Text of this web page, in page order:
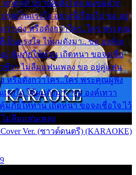
ทุกทุกที่ ปราณีหลั่งไหล ผมขอฝาก
รดเป็นแรงใจ อย่างนี้เรื่อยไป ขอ อยู่
ว่าเก่ง หรือดังกว่าใคร..ใคร พระคุณ
ป็นแรงใจ ให้ผมดังมา.. ขอ องค์เท
คุ้มภัยให้ท่าน เถิดหนา ขอจงเชื่อ
วชีวา ไม่ลืมแฟนเพลง ขอ อยู่คู่แฟน
ง หรือดังกว่าใคร..ใคร พระคุณผู้ฟัง
รงใจ ให้ผมดังมา.. ขอ องค์เทวา
ภัยให้ท่าน เถิดหนา ขอจงเชื่อใจ ไว้
ไม่ลืมแฟนเพลง
Ver. (ซาวด์ดนตรี) (KARAOKE)